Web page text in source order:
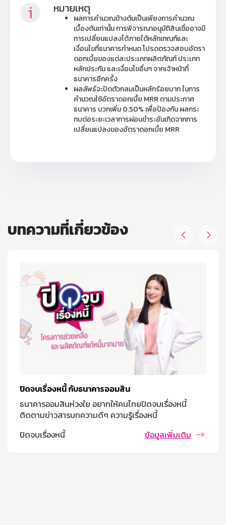
i หมายเหตุ
ผลการคำนวณข้างต้นเป็นเพียงการคำนวณ
เบื้องต้นเท่านั้น การพิจารณาอนุมัติสินเชื่ออาจมี
การเปลี่ยนแปลงได้ภายใต้หลักเกณฑ์และ
เงื่อนไขที่ธนาคารกำหนด โปรดตรวจสอบอัตรา
ดอกเบี้ยของแต่ละประเภทผลิตภัณฑ์ ประเภท
หลักประกัน และเงื่อนไขอื่นๆ จากเจ้าหน้าที่
ธนาคารอีกครั้ง
ผลลัพธ์จะปัดตัวกลมเป็นหลักร้อยบาท ในการ
คำนวณใช้อัตราดอกเบี้ย MRR ตามประกาศ
ธนาคาร บวกเพิ่ม 0.50% เพื่อป้องกัน ผลกระ
ทบต่อระยะเวลาการผ่อนชำระอันเกิดจากการ
เปลี่ยนแปลงของอัตราดอกเบี้ย MRR
บทความที่เกี่ยวข้อง
ปิดจบเรื่องหนี้ กับธนาคารออมสิน
ธนาคารออมสินห่วงใย อยากให้คนไทยปิดจบเรื่องหนี้
ติดตามข่าวสารบทความดีๆ ความรู้เรื่องหนี้
ปิดจบเรื่องหนี้
ข้อมูลเพิ่มเติม
 